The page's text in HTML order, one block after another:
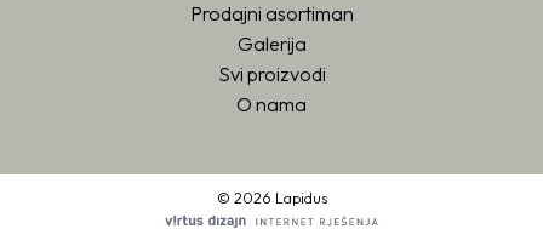
Prodajni asortiman
Galerija
Svi proizvodi
O nama
© 2026 Lapidus